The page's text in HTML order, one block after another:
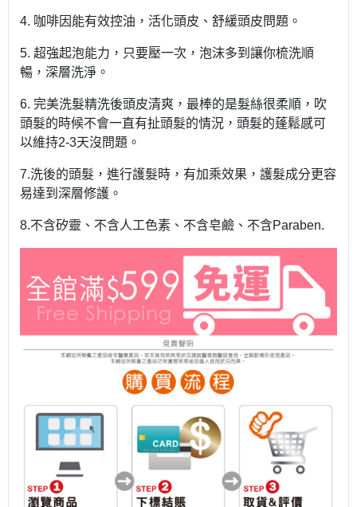
4. 咖啡因能有效控油，活化頭皮、舒緩頭皮問題。
5. 超強起泡能力，只要壓一次，泡沫多到讓你梳洗順
暢，深層洗淨。
6. 完美洗髮精洗後頭皮清爽，最棒的是髮絲很柔順，吹
頭髮的時候不會一直有扯頭髮的情況，頭髮的蓬鬆感可
以維持2-3天沒問題。
7.洗後的頭髮，進行護髮時，有加乘效果，護髮成分更容
易達到深層修護。
8.不含矽靈、不含人工色素、不含皂鹼、不含Paraben.